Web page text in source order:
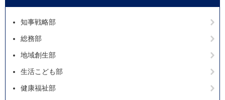
知事戦略部
総務部
地域創生部
生活こども部
健康福祉部